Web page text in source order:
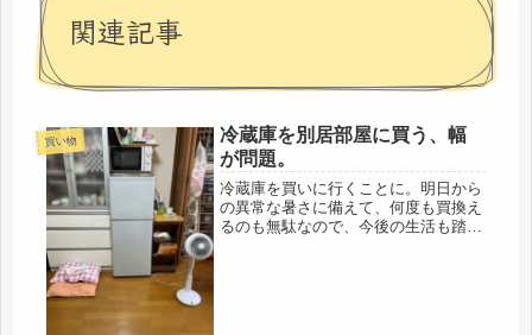
関連記事
買い物
冷蔵庫を別居部屋に買う、幅
が問題。
冷蔵庫を買いに行くことに。明日から
の異常な暑さに備えて、何度も買換え
るのも無駄なので、今後の生活も踏ま